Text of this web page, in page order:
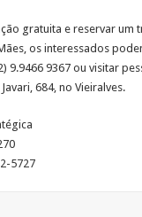
gratuita e reservar um
os interessados
9.9466 9367 ou visitar
684, no Vieiralves.
5727